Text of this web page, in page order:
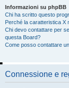
Informazioni su phpBB
Chi ha scritto questo
Perché la caratteristica X
Chi devo contattare per
questa Board?
Come posso contattare
Connessione e